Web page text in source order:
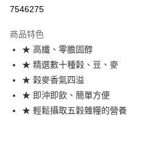
AFTEE先享後付是「在收到商品之後才
２．便利：只要手機號碼，簡訊認證，即
３．安心：先確認商品／服務後，再付款
【「AFTEE先享後付」結帳流程】
１．於結帳方式選擇「AFTEE先享後付
結帳頁面，進行簡訊認證並確認金額後，
３．收到繳費通知簡訊後14天內，點擊
運送方式
全家取貨付款
每筆NT$60，滿NT$399(含以上)免
付款後全家取貨
每筆NT$60，滿NT$399(含以上)免
7546275
商品特色
★ 高纖、零膽固醇
★ 精選數十種榖、豆、麥
★ 榖麥香氣四溢
★ 即沖即飲、簡單方便
★ 輕鬆攝取五穀雜糧的營養